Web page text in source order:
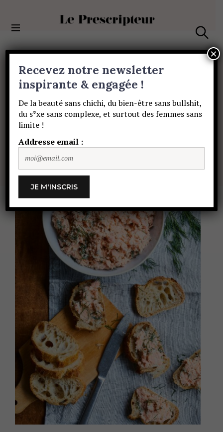
Le Prescripteur
e
a
FOOD
Recettede
rillettesde
saumonàl’aneth
TEAM LE PRESCRIPTEUR 30 AVRIL 2024
Recevez notre newsletter
inspirante & engagée !
De la beauté sans chichi, du bien-être sans bullshit,
du s*xe sans complexe, et surtout des femmes sans
limite !
Addresse email :
×